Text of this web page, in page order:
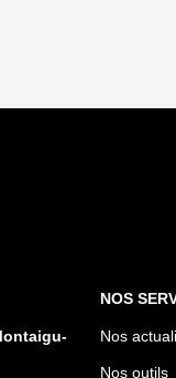
NOS
Nos
Nos outils